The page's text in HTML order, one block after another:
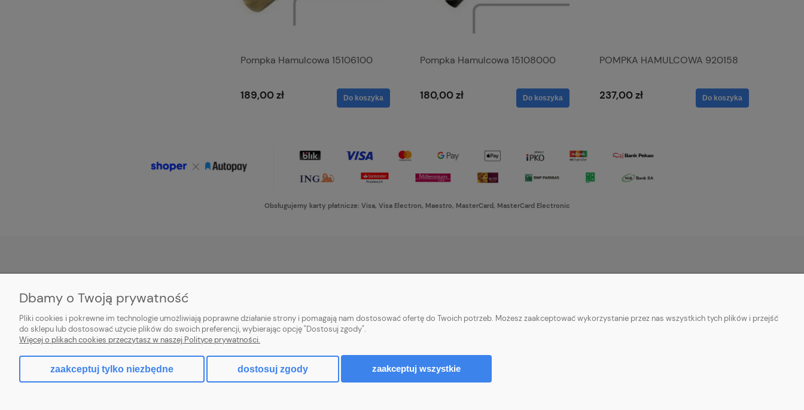
Pompka Hamulcowa 15106100
189,00 zł Do koszyka
Pompka Hamulcowa 15108000
180,00 zł Do koszyka
POMPKA HAMULCOWA 920158
237,00 zł Do koszyka
Obsługujemy karty płatnicze: Visa, Visa Electron, Maestro, MasterCard, MasterCard Electronic
Zwroty i reklamacje
Aplikacja
Regulamin
Ustawienia konta
Przechowalnia
Czas i koszty dostawy
Polityka prywatności
O firmie
Dbamy o Twoją prywatność
Pliki cookies i pokrewne im technologie umożliwiają poprawne działanie strony i pomagają nam dostosować ofertę do Twoich potrzeb. Możesz zaakceptować wykorzystanie przez nas wszystkich tych plików i przejść
do sklepu lub dostosować użycie plików do swoich preferencji, wybierając opcję "Dostosuj zgody".
Więcej o plikach cookies przeczytasz w naszej Polityce prywatności.
zaakceptuj tylko niezbędne dostosuj zgody zaakceptuj wszystkie